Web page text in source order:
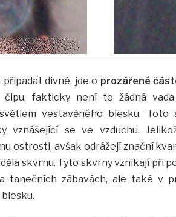
divné, jde o prozářené
čipu, fakticky není to žádná
vestavěného blesku. Toto
vznášející se ve vzduchu.
ostrosti, avšak odrážejí znační
skvrnu. Tyto skvrny vznikají při
tanečních zábavách, ale také v